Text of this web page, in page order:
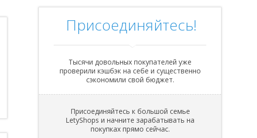
Присоединяйтесь!
Тысячи довольных покупателей уже
проверили кэшбэк на себе и существенно
сэкономили свой бюджет.
Присоединяйтесь к большой семье
LetyShops и начните зарабатывать на
покупках прямо сейчас.